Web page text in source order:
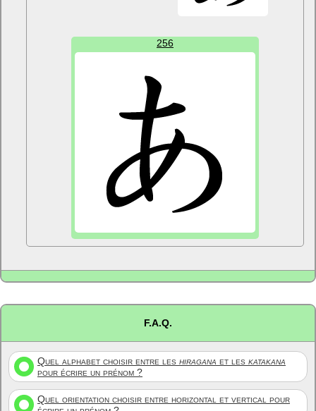
256
F.A.Q.
Quel alphabet choisir entre les hiragana et les katakana
pour écrire un prénom ?
Quel orientation choisir entre horizontal et vertical pour